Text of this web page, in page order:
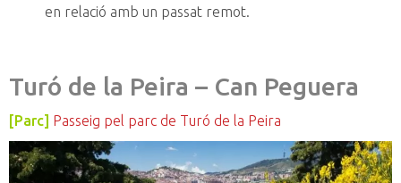
en relació amb un passat remot.
Turó de la Peira – Can Peguera
[Parc] Passeig pel parc de Turó de la Peira